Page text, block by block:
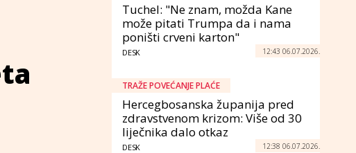
Tuchel: "Ne znam, možda Kane
može pitati Trumpa da i nama
poništi crveni karton"
DESK 12:43 06.07.2026.
TRAŽE POVEĆANJE PLAĆE
Hercegbosanska županija pred
zdravstvenom krizom: Više od 30
liječnika dalo otkaz
DESK 12:38 06.07.2026.